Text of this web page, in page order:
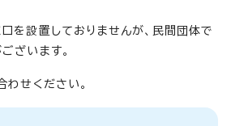
を設置しておりませんが、民間団体で
ざいます。
わせください。